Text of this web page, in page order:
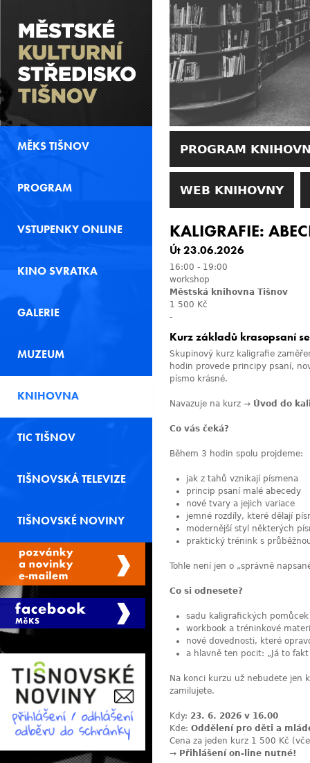
PROGRAM
WEB KNIHOVNY
KALIGRAFIE:
Út 23.06.2026
16:00 - 19:00
workshop
Městská knihovna Tišnov
1 500 Kč
-
Kurz základů krasopsaní
Skupinový kurz kaligrafie
hodin provede principy psaní,
písmo krásné.
Navazuje na kurz → Úvod do
Co vás čeká?
Během 3 hodin spolu projdeme:
jak z tahů vznikají písmena
princip psaní malé abecedy
nové tvary a jejich variace
jemné rozdíly, které dělají
modernější styl některých
praktický trénink s
Tohle není jen o „správně
Co si odnesete?
sadu kaligrafických pomůcek
workbook a tréninkové
nové dovednosti, které
a hlavně ten pocit: „Já to
Na konci kurzu už nebudete jen
zamilujete.
Kdy: 23. 6. 2026 v 16.00
Kde: Oddělení pro děti a
Cena za jeden kurz 1 500 Kč
→ Přihlášení on-line nutné!
MĚKS TIŠNOV
PROGRAM
VSTUPENKY ONLINE
KINO SVRATKA
GALERIE
MUZEUM
KNIHOVNA
TIC TIŠNOV
TIŠNOVSKÁ TELEVIZE
TIŠNOVSKÉ NOVINY